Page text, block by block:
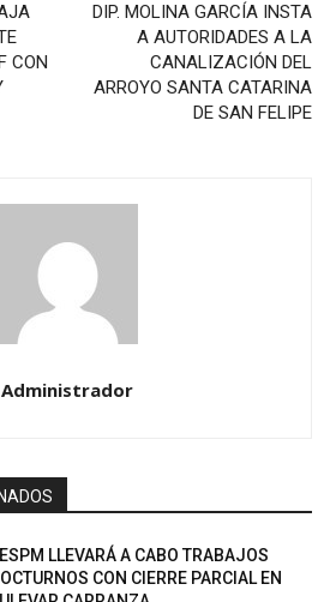
CON
DIP. MOLINA GARCÍA INSTA
A AUTORIDADES A LA
CANALIZACIÓN DEL
ARROYO SANTA CATARINA
DE SAN FELIPE
Administrador
LLEVARÁ A CABO TRABAJOS
CON CIERRE PARCIAL EN